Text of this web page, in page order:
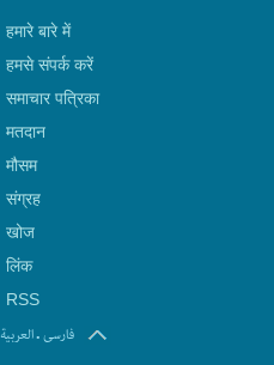
हमारे बारे में
हमसे संपर्क करें
समाचार पत्रिका
मतदान
मौसम
संग्रह
खोज
लिंक
RSS
العربیة.فارسی